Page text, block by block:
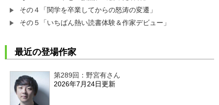
その４「関学を卒業してからの怒涛の変遷」
その５「いちばん熱い読書体験＆作家デビュー」
最近の登場作家
第289回：野宮有さん
2026年7月24日更新